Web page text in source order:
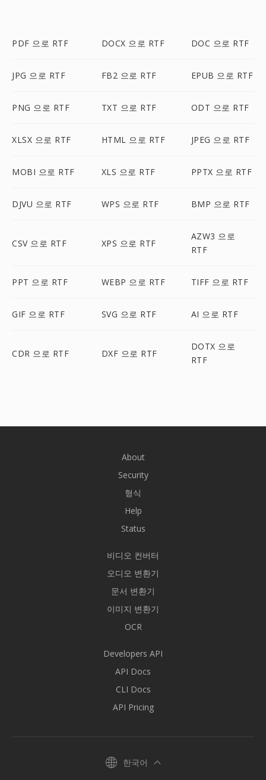
PDF 으로 RTF DOCX 으로 RTF DOC 으로 RTF
JPG 으로 RTF FB2 으로 RTF EPUB 으로 RTF
PNG 으로 RTF TXT 으로 RTF ODT 으로 RTF
XLSX 으로 RTF HTML 으로 RTF JPEG 으로 RTF
MOBI 으로 RTF XLS 으로 RTF PPTX 으로 RTF
DJVU 으로 RTF WPS 으로 RTF BMP 으로 RTF
CSV 으로 RTF XPS 으로 RTF
AZW3 으로
RTF
PPT 으로 RTF WEBP 으로 RTF TIFF 으로 RTF
GIF 으로 RTF SVG 으로 RTF AI 으로 RTF
CDR 으로 RTF DXF 으로 RTF
DOTX 으로
RTF
About
Security
형식
Help
Status
비디오 컨버터
오디오 변환기
문서 변환기
이미지 변환기
OCR
Developers API
API Docs
CLI Docs
API Pricing
한국어